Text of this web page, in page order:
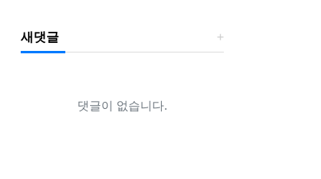
새댓글
댓글이 없습니다.